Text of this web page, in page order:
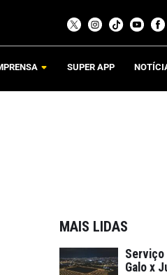
SUPER APP
MAIS LIDAS
Serviço
Galo x